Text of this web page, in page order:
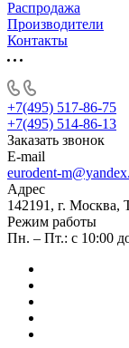
Распродажа
Производители
Контакты
+7(495) 517-86-75
+7(495) 514-86-13
Заказать звонок
E-mail
eurodent-
Адрес
142191, г. Москва,
Режим работы
Пн. – Пт.: с 10:00